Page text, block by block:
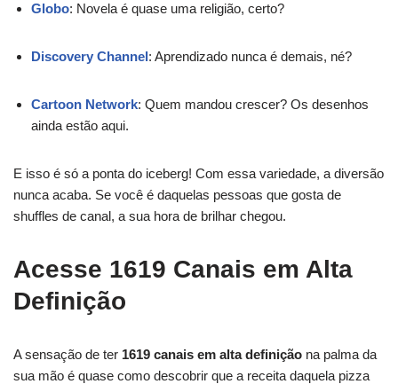
Globo: Novela é quase uma religião, certo?
Discovery Channel: Aprendizado nunca é demais, né?
Cartoon Network: Quem mandou crescer? Os desenhos
ainda estão aqui.
E isso é só a ponta do iceberg! Com essa variedade, a diversão
nunca acaba. Se você é daquelas pessoas que gosta de
shuffles de canal, a sua hora de brilhar chegou.
Acesse 1619 Canais em Alta
Definição
A sensação de ter 1619 canais em alta definição na palma da
sua mão é quase como descobrir que a receita daquela pizza